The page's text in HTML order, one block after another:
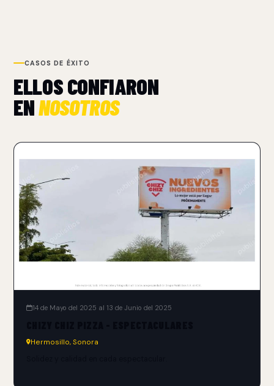
CASOS DE ÉXITO
ELLOS CONFIARON
ENNOSOTROS
14 de Mayo del 2025 al 13 de Junio del 2025
Hermosillo, Sonora